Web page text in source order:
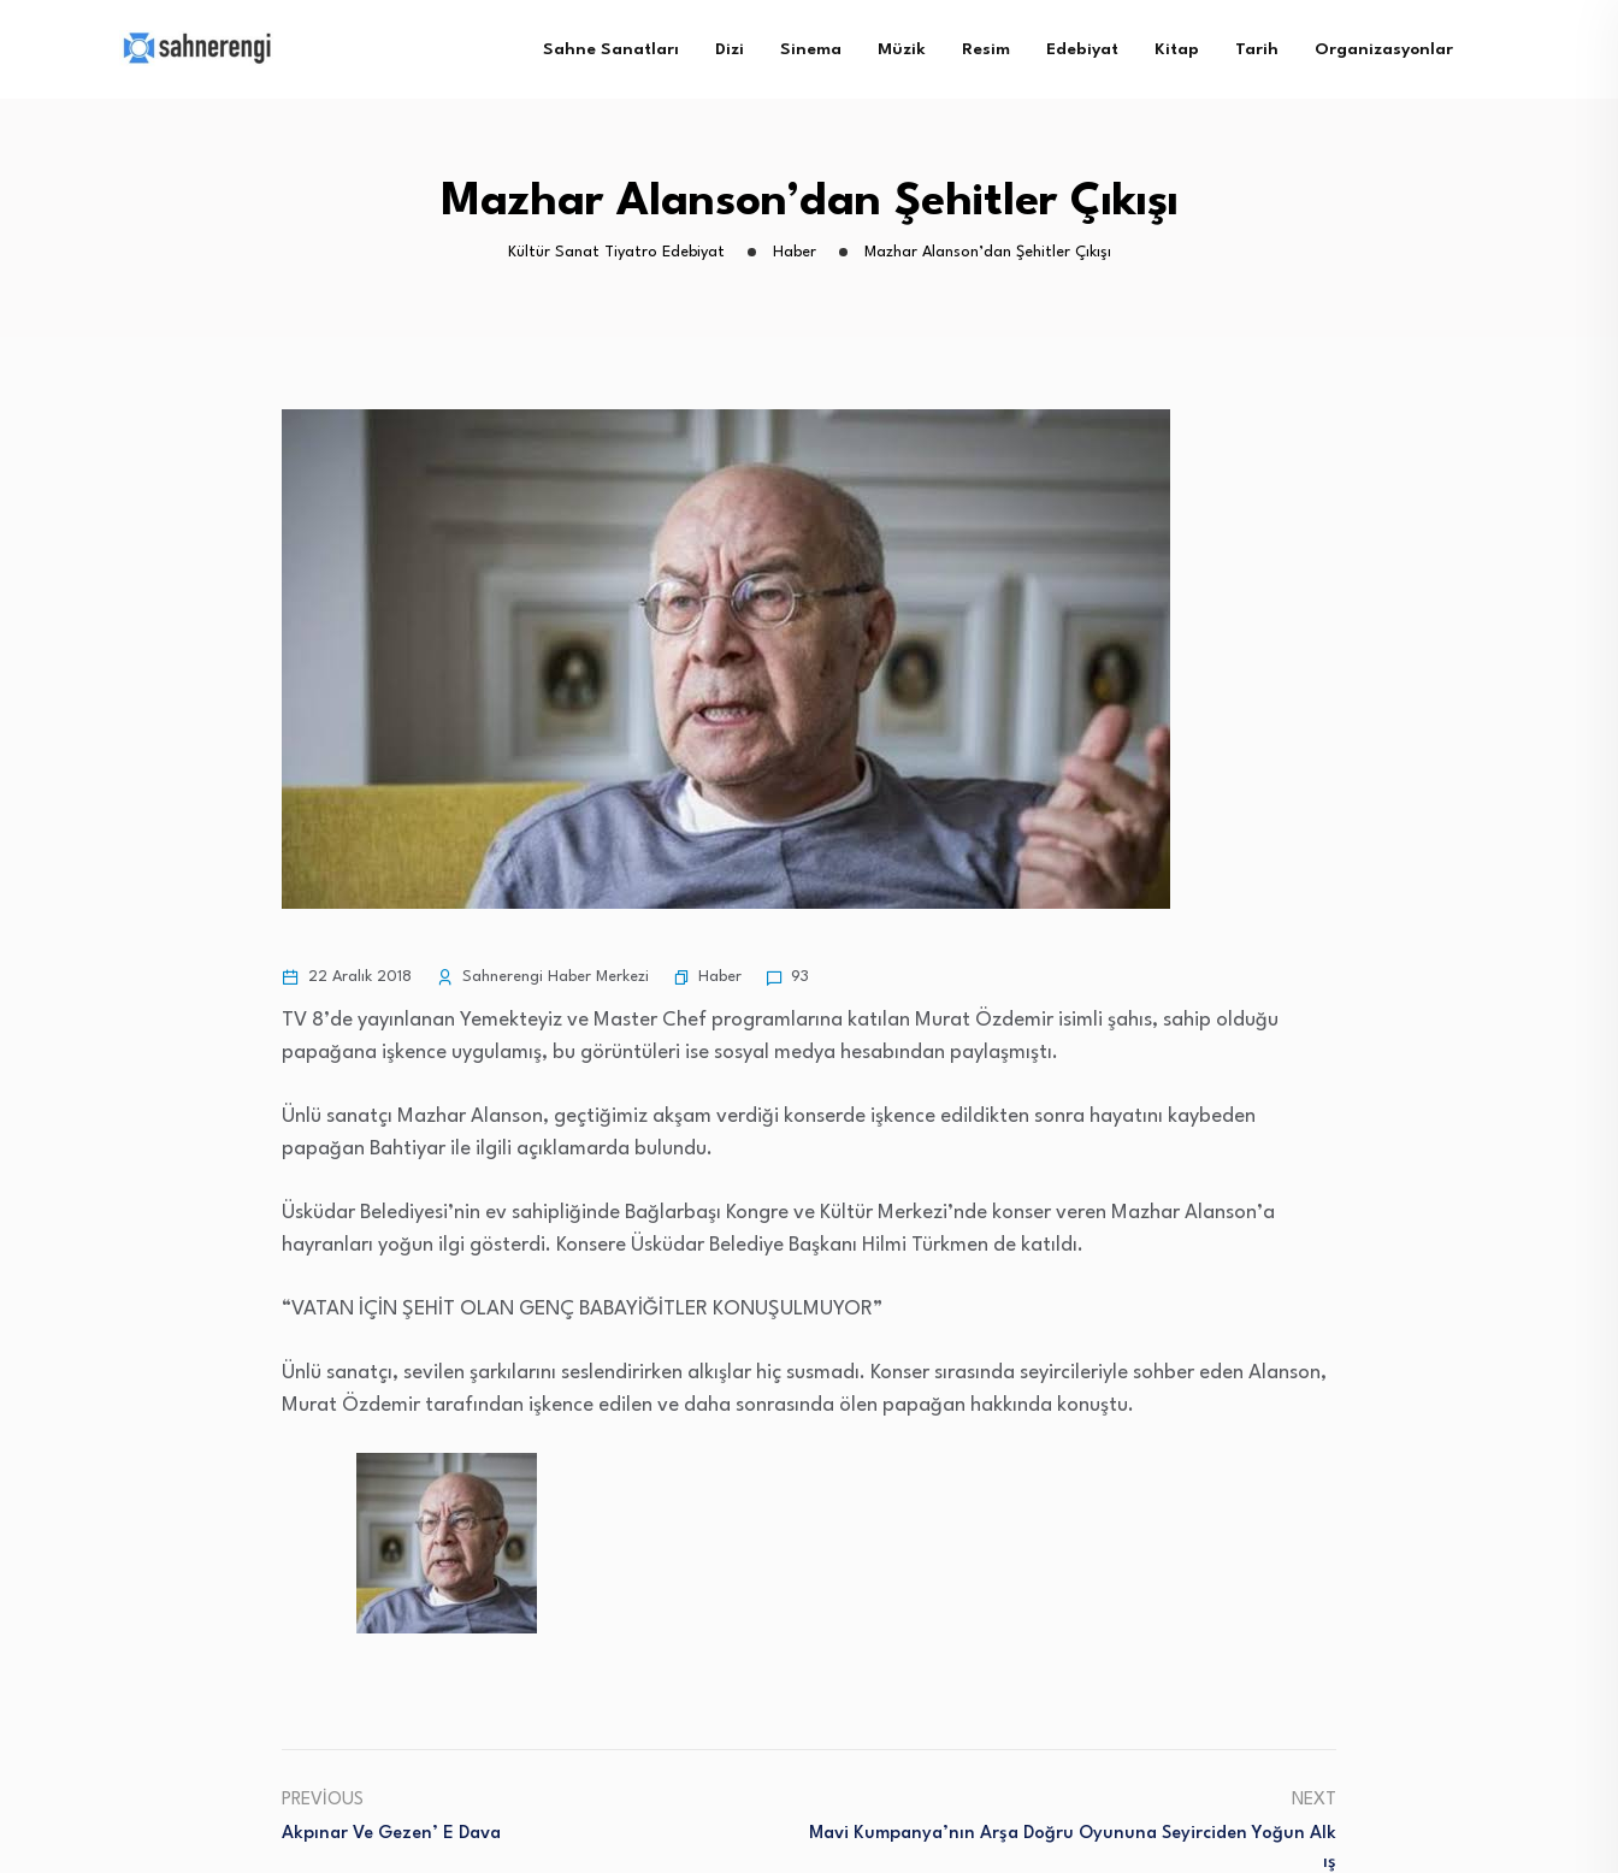
Sahne Sanatları Dizi Sinema Müzik Resim Edebiyat Kitap Tarih Organizasyonlar
Mazhar Alanson’dan Şehitler Çıkışı
Kültür Sanat Tiyatro Edebiyat Haber Mazhar Alanson’dan Şehitler Çıkışı
22 Aralık 2018 Sahnerengi Haber Merkezi Haber 93
TV 8’de yayınlanan Yemekteyiz ve Master Chef programlarına katılan Murat Özdemir isimli şahıs, sahip olduğu
papağana işkence uygulamış, bu görüntüleri ise sosyal medya hesabından paylaşmıştı.
Ünlü sanatçı Mazhar Alanson, geçtiğimiz akşam verdiği konserde işkence edildikten sonra hayatını kaybeden
papağan Bahtiyar ile ilgili açıklamarda bulundu.
Üsküdar Belediyesi’nin ev sahipliğinde Bağlarbaşı Kongre ve Kültür Merkezi’nde konser veren Mazhar Alanson’a
hayranları yoğun ilgi gösterdi. Konsere Üsküdar Belediye Başkanı Hilmi Türkmen de katıldı.
“VATAN İÇİN ŞEHİT OLAN GENÇ BABAYİĞİTLER KONUŞULMUYOR”
Ünlü sanatçı, sevilen şarkılarını seslendirirken alkışlar hiç susmadı. Konser sırasında seyircileriyle sohber eden Alanson,
Murat Özdemir tarafından işkence edilen ve daha sonrasında ölen papağan hakkında konuştu.
PREVIOUS
Akpınar Ve Gezen’ E Dava
NEXT
Mavi Kumpanya’nın Arşa Doğru Oyununa Seyirciden Yoğun Alk
Iş